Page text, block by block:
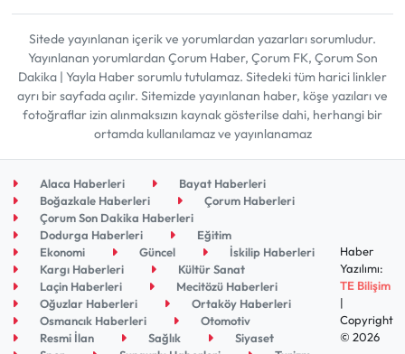
Sitede yayınlanan içerik ve yorumlardan yazarları sorumludur.
Yayınlanan yorumlardan Çorum Haber, Çorum FK, Çorum Son
Dakika | Yayla Haber sorumlu tutulamaz. Sitedeki tüm harici linkler
ayrı bir sayfada açılır. Sitemizde yayınlanan haber, köşe yazıları ve
fotoğraflar izin alınmaksızın kaynak gösterilse dahi, herhangi bir
ortamda kullanılamaz ve yayınlanamaz
Alaca Haberleri
Bayat Haberleri
Boğazkale Haberleri
Çorum Haberleri
Çorum Son Dakika Haberleri
Dodurga Haberleri
Eğitim
Ekonomi
Güncel
İskilip Haberleri
Kargı Haberleri
Kültür Sanat
Laçin Haberleri
Mecitözü Haberleri
Oğuzlar Haberleri
Ortaköy Haberleri
Osmancık Haberleri
Otomotiv
Resmi İlan
Sağlık
Siyaset
Haber
Yazılımı:
TE Bilişim
|
Copyright
© 2026